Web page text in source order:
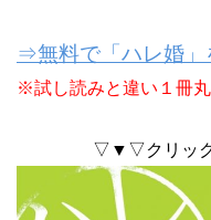
⇒無料で「ハレ婚」
※試し読みと違い１冊丸
▽▼▽クリッ